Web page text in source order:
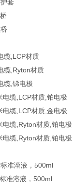
套
缆,LCP材质
缆,Ryton材质
缆,锑电极
电缆,LCP材质,铂电极
电缆,LCP材质,金电极
电缆,Ryton材质,铂电极
电缆,Ryton材质,铂电极
准溶液，500ml
准溶液，500ml